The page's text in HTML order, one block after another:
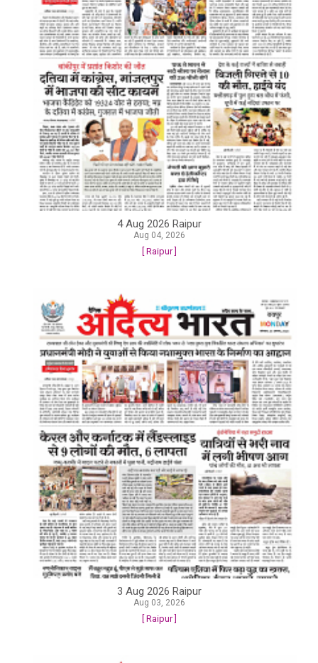
4 Aug 2026 Raipur
Aug 04, 2026
[ Raipur ]
3 Aug 2026 Raipur
Aug 03, 2026
[ Raipur ]